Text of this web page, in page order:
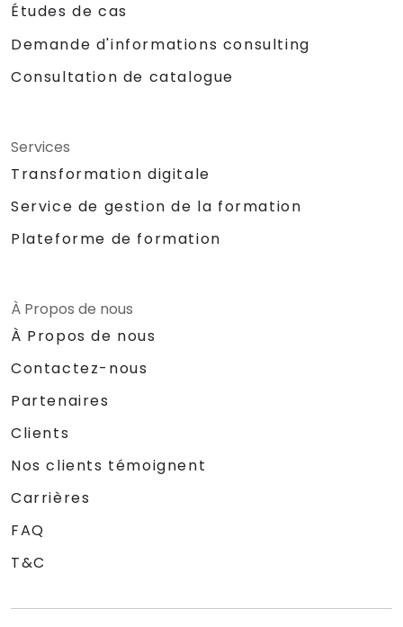
Études de cas
Demande d'informations consulting
Consultation de catalogue
Services
Transformation digitale
Service de gestion de la formation
Plateforme de formation
À Propos de nous
À Propos de nous
Contactez-nous
Partenaires
Clients
Nos clients témoignent
Carrières
FAQ
T&C